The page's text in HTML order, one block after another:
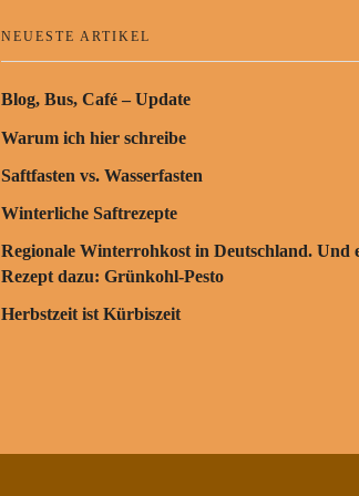
NEUESTE ARTIKEL
Blog, Bus, Café – Update
Warum ich hier schreibe
Saftfasten vs. Wasserfasten
Winterliche Saftrezepte
Regionale Winterrohkost in Deutschland. Und
Rezept dazu: Grünkohl-Pesto
Herbstzeit ist Kürbiszeit